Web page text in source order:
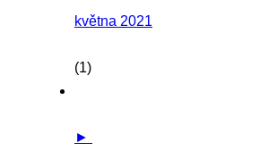
května 2021
(1)
►